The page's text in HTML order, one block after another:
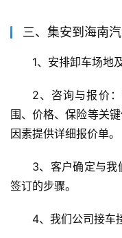
三、集安到海南
1、安排卸车场地
2、咨询与报价
围、价格、保险等关
因素提供详细报价单。
3、客户确定与我
签订的步骤。
4、我们公司接车